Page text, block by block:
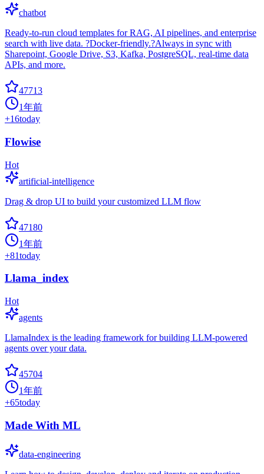
chatbot
Ready-to-run cloud templates for RAG, AI pipelines, and enterprise
search with live data. ?Docker-friendly.?Always in sync with
Sharepoint, Google Drive, S3, Kafka, PostgreSQL, real-time data
APIs, and more.
47713
1年前
+16today
Flowise
Hot
artificial-intelligence
Drag & drop UI to build your customized LLM flow
47180
1年前
+81today
Llama_index
Hot
agents
LlamaIndex is the leading framework for building LLM-powered
agents over your data.
45704
1年前
+65today
Made With ML
data-engineering